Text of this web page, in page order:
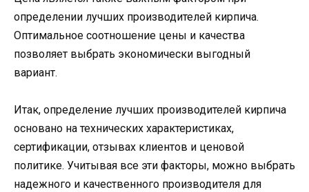
определении лучших производителей кирпича.
Оптимальное соотношение цены и качества
позволяет выбрать экономически выгодный
вариант.
Итак, определение лучших производителей кирпича
основано на технических характеристиках,
сертификации, отзывах клиентов и ценовой
политике. Учитывая все эти факторы, можно выбрать
надежного и качественного производителя для